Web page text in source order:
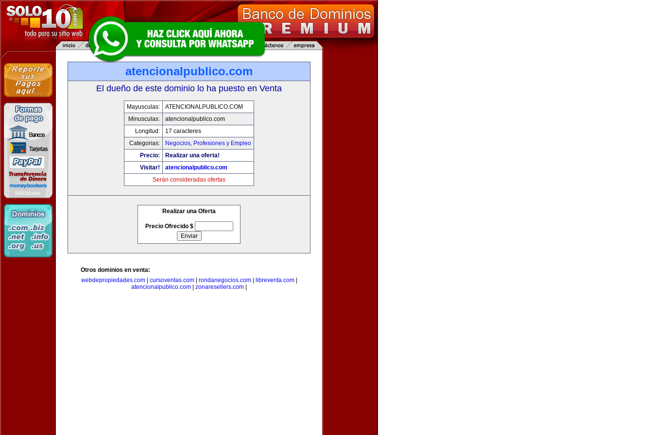
atencionalpublico.com
El dueño de este dominio lo ha puesto en Venta
Mayusculas:
ATENCIONALPUBLICO.COM
Minusculas:
atencionalpublico.com
Longitud:
17 caracteres
Categorias:
Negocios, Profesiones y Empleo
Precio:
Realizar una oferta!
Visitar!
atencionalpublico.com
Serán consideradas ofertas
Realizar una Oferta
Precio Ofrecido $
Otros dominios en venta:
webdepropiedades.com| cursoventas.com| rondanegocios.com| libreventa.com|
atencionalpublico.com
zonaresellers.com